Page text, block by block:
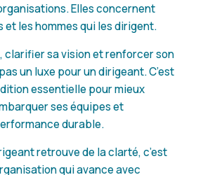
Elles concernent
et les hommes qui les dirigent.
clarifier sa vision et renforcer son
un luxe pour un dirigeant. C’est
essentielle pour mieux
ses équipes et
durable.
retrouve de la clarté, c’est
qui avance avec